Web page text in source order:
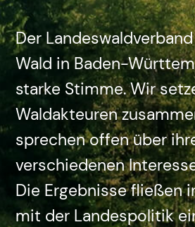
Der
Wald in Baden-
starke Stimme. Wir
Waldakteuren
sprechen offen über
verschiedenen
Die Ergebnisse fließen
mit der Landespolitik